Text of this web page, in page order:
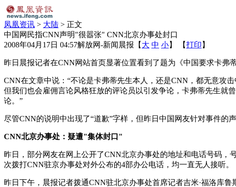
凤凰资讯 > 大陆 > 正文
中国网民指CNN声明"很嚣张" CNN北京办事处封口
2008年04月17日 04:57解放网-新闻晨报 【 大 中 小】 【打印 】
昨日晨报记者在CNN网站首页显著位置看到了题为《中国要求卡弗
CNN在文章中说：“不论是卡弗蒂先生本人，还是CNN，都无意攻
但我们也会雇佣言论风格狂放的评论员以引发争论，卡弗蒂先生就
论。”
尽管CNN的说明中出现了“道歉”字样，但昨日中国网友针对事件的
CNN北京办事处：疑遭"集体封口"
昨日，部分网友在网上公开了CNN北京办事处的地址和电话号码，
次拨打CNN驻京办事处对外公布的4部办公电话，均一直无人接听。
昨日下午，晨报记者拨通CNN驻北京办事处首席记者吉米·福洛库